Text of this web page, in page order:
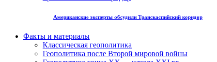
Американские эксперты обсудили Транскаспийский коридор
Факты и материалы
Классическая геополитика
Геополитика после Второй мировой войны